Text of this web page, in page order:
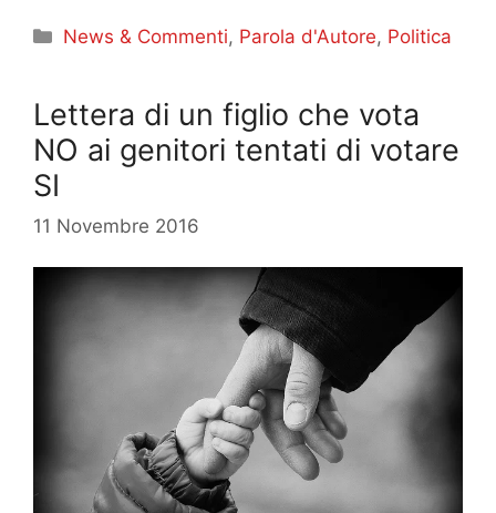
Categorie
News & Commenti, Parola d'Autore, Politica
Lettera di un figlio che vota
NO ai genitori tentati di votare
SI
11 Novembre 2016